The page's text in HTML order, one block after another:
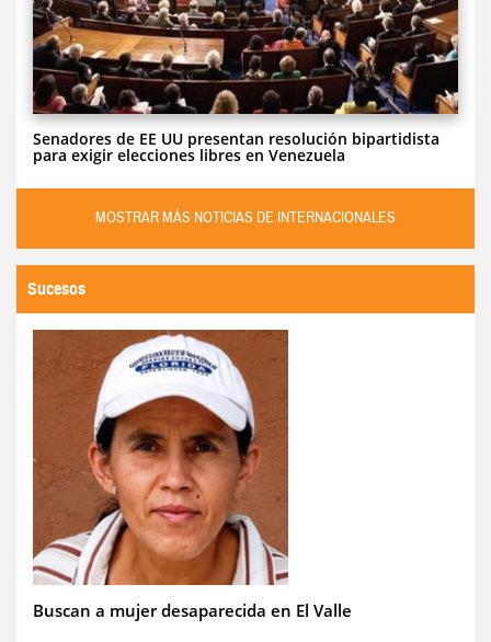
Senadores de EE UU presentan resolución bipartidista
para exigir elecciones libres en Venezuela
MOSTRAR MÁS NOTICIAS DE INTERNACIONALES
Sucesos
Buscan a mujer desaparecida en El Valle